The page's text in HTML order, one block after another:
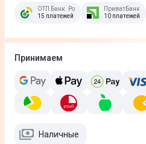
ОТП Банк. Розстрочка Скибочка.
15 платежей
ПриватБанк
10 платежей
Принимаем
Наличные